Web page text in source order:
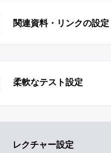
関連資料・リンクの設定
柔軟なテスト設定
レクチャー設定